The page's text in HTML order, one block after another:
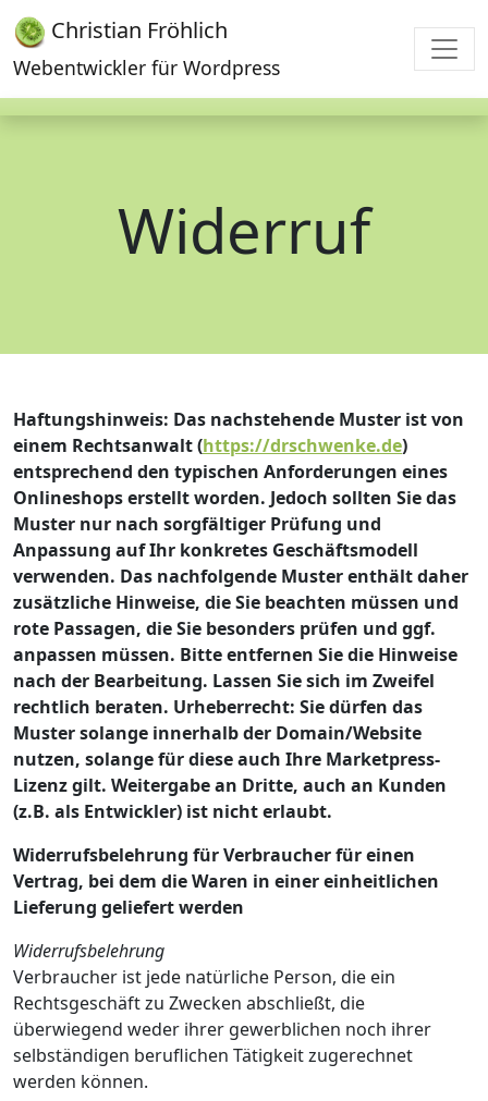
Christian Fröhlich
Webentwickler für Wordpress
Widerruf
Haftungshinweis: Das nachstehende Muster ist von
einem Rechtsanwalt (https://drschwenke.de)
entsprechend den typischen Anforderungen eines
Onlineshops erstellt worden. Jedoch sollten Sie das
Muster nur nach sorgfältiger Prüfung und
Anpassung auf Ihr konkretes Geschäftsmodell
verwenden. Das nachfolgende Muster enthält daher
zusätzliche Hinweise, die Sie beachten müssen und
rote Passagen, die Sie besonders prüfen und ggf.
anpassen müssen. Bitte entfernen Sie die Hinweise
nach der Bearbeitung. Lassen Sie sich im Zweifel
rechtlich beraten. Urheberrecht: Sie dürfen das
Muster solange innerhalb der Domain/Website
nutzen, solange für diese auch Ihre Marketpress-
Lizenz gilt. Weitergabe an Dritte, auch an Kunden
(z.B. als Entwickler) ist nicht erlaubt.
Widerrufsbelehrung für Verbraucher für einen
Vertrag, bei dem die Waren in einer einheitlichen
Lieferung geliefert werden
Widerrufsbelehrung
Verbraucher ist jede natürliche Person, die ein
Rechtsgeschäft zu Zwecken abschließt, die
überwiegend weder ihrer gewerblichen noch ihrer
selbständigen beruflichen Tätigkeit zugerechnet
werden können.